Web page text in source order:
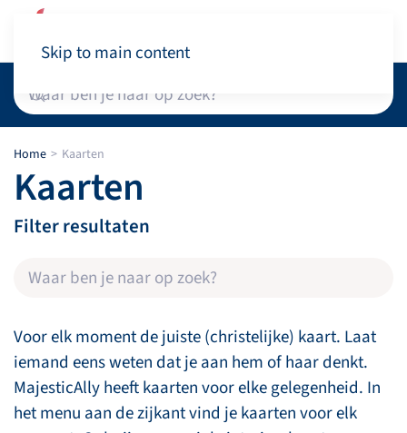
Skip to main content
Home Kaarten
Kaarten
Filter resultaten
Voor elk moment de juiste (christelijke) kaart. Laat
iemand eens weten dat je aan hem of haar denkt.
MajesticAlly heeft kaarten voor elke gelegenheid. In
het menu aan de zijkant vind je kaarten voor elk